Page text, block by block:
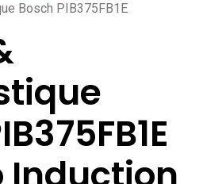
Bosch PIB375FB1E